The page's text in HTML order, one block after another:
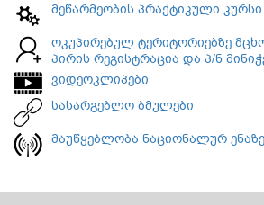
მეწარმეობის პრაქტიკული კურსი
ოკუპირებულ ტერიტორიებზე
პირის რეგისტრაცია და პ/ნ
ვიდეოკლიპები
სასარგებლო ბმულები
მაუწყებლობა ნაციონალურ ენაზე